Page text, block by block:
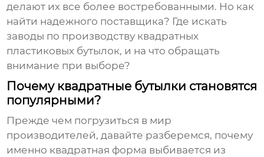
делают их все более востребованными. Но как
найти надежного поставщика? Где искать
заводы по производству квадратных
пластиковых бутылок, и на что обращать
внимание при выборе?
Почему квадратные бутылки становятся
популярными?
Прежде чем погрузиться в мир
производителей, давайте разберемся, почему
именно квадратная форма выбивается из